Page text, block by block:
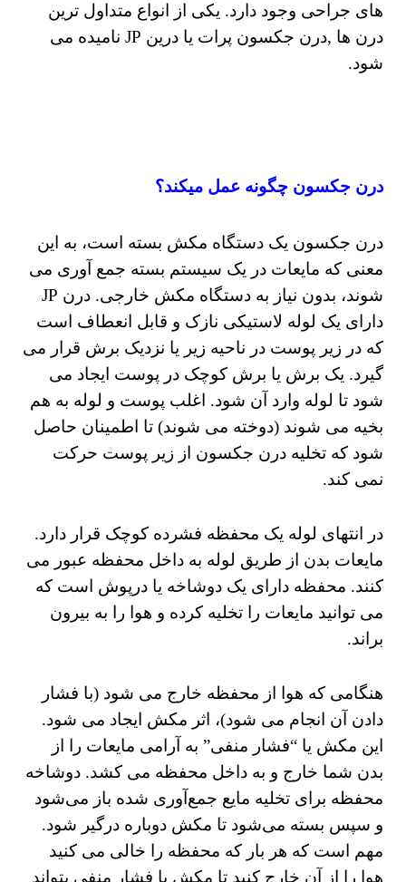
های جراحی وجود دارد. یکی از انواع متداول ترین
درن ها ,درن جکسون پرات یا درین JP نامیده می
شود.
درن جکسون چگونه عمل میکند؟
درن جکسون یک دستگاه مکش بسته است، به این
معنی که مایعات در یک سیستم بسته جمع آوری می
شوند، بدون نیاز به دستگاه مکش خارجی. درن JP
دارای یک لوله لاستیکی نازک و قابل انعطاف است
که در زیر پوست در ناحیه زیر یا نزدیک برش قرار می
گیرد. یک برش یا برش کوچک در پوست ایجاد می
شود تا لوله وارد آن شود. اغلب پوست و لوله به هم
بخیه می شوند (دوخته می شوند) تا اطمینان حاصل
شود که تخلیه درن جکسون از زیر پوست حرکت
نمی کند.
در انتهای لوله یک محفظه فشرده کوچک قرار دارد.
مایعات بدن از طریق لوله به داخل محفظه عبور می
کنند. محفظه دارای یک دوشاخه یا درپوش است که
می توانید مایعات را تخلیه کرده و هوا را به بیرون
براند.
هنگامی که هوا از محفظه خارج می شود (با فشار
دادن آن انجام می شود)، اثر مکش ایجاد می شود.
این مکش یا “فشار منفی” به آرامی مایعات را از
بدن شما خارج و به داخل محفظه می کشد. دوشاخه
محفظه برای تخلیه مایع جمع‌آوری شده باز می‌شود
و سپس بسته می‌شود تا مکش دوباره درگیر شود.
مهم است که هر بار که محفظه را خالی می کنید
هوا را از آن خارج کنید تا مکش یا فشار منفی بتواند